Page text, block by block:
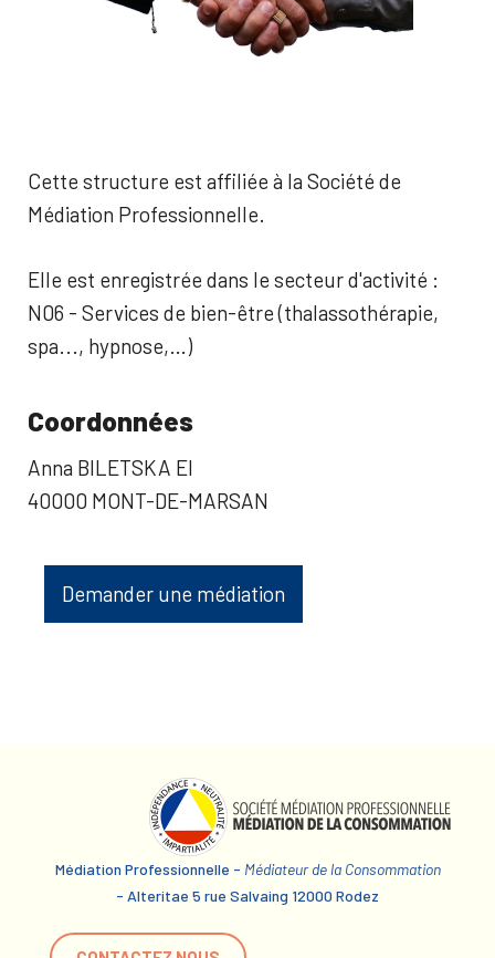
Cette structure est affiliée à la Société de
Médiation Professionnelle.
Elle est enregistrée dans le secteur d'activité :
N06 - Services de bien-être (thalassothérapie,
spa..., hypnose,…)
Coordonnées
Anna BILETSKA EI
40000 MONT-DE-MARSAN
Demander une médiation
Médiation Professionnelle - Médiateur de la Consommation
- Alteritae 5 rue Salvaing 12000 Rodez